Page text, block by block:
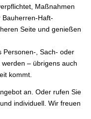
Maßnahmen
Bauherren-Haft­
Seite und genießen
Per­sonen-, Sach- oder
– übrigens auch
kommt.
an. Oder rufen Sie
individuell. Wir freuen